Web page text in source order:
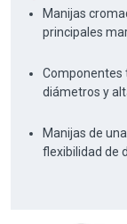
Manijas
principales
Componentes
diámetros y
Manijas de
flexibilidad de